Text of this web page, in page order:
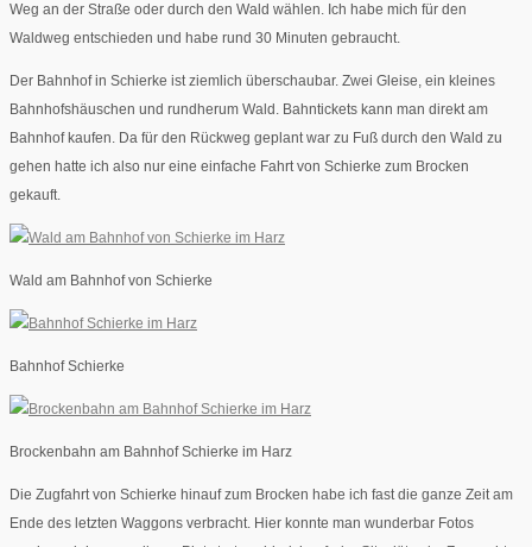
Weg an der Straße oder durch den Wald wählen. Ich habe mich für den
Waldweg entschieden und habe rund 30 Minuten gebraucht.
Der Bahnhof in Schierke ist ziemlich überschaubar. Zwei Gleise, ein kleines
Bahnhofshäuschen und rundherum Wald. Bahntickets kann man direkt am
Bahnhof kaufen. Da für den Rückweg geplant war zu Fuß durch den Wald zu
gehen hatte ich also nur eine einfache Fahrt von Schierke zum Brocken
gekauft.
Wald am Bahnhof von Schierke
Bahnhof Schierke
Brockenbahn am Bahnhof Schierke im Harz
Die Zugfahrt von Schierke hinauf zum Brocken habe ich fast die ganze Zeit am
Ende des letzten Waggons verbracht. Hier konnte man wunderbar Fotos